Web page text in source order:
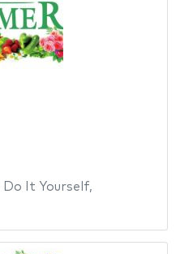
Do It Yourself,